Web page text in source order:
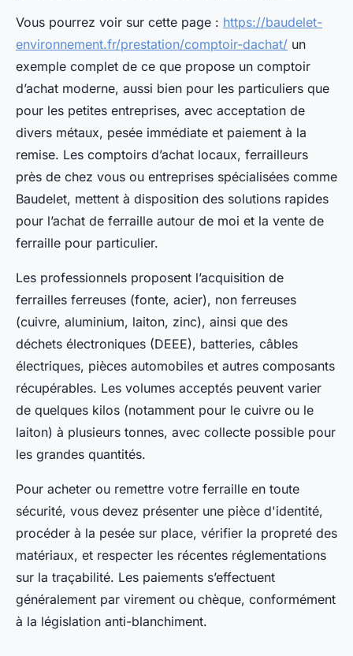
Vous pourrez voir sur cette page : https://baudelet-
environnement.fr/prestation/comptoir-dachat/ un
exemple complet de ce que propose un comptoir
d’achat moderne, aussi bien pour les particuliers que
pour les petites entreprises, avec acceptation de
divers métaux, pesée immédiate et paiement à la
remise. Les comptoirs d’achat locaux, ferrailleurs
près de chez vous ou entreprises spécialisées comme
Baudelet, mettent à disposition des solutions rapides
pour l’achat de ferraille autour de moi et la vente de
ferraille pour particulier.
Les professionnels proposent l’acquisition de
ferrailles ferreuses (fonte, acier), non ferreuses
(cuivre, aluminium, laiton, zinc), ainsi que des
déchets électroniques (DEEE), batteries, câbles
électriques, pièces automobiles et autres composants
récupérables. Les volumes acceptés peuvent varier
de quelques kilos (notamment pour le cuivre ou le
laiton) à plusieurs tonnes, avec collecte possible pour
les grandes quantités.
Pour acheter ou remettre votre ferraille en toute
sécurité, vous devez présenter une pièce d'identité,
procéder à la pesée sur place, vérifier la propreté des
matériaux, et respecter les récentes réglementations
sur la traçabilité. Les paiements s’effectuent
généralement par virement ou chèque, conformément
à la législation anti-blanchiment.